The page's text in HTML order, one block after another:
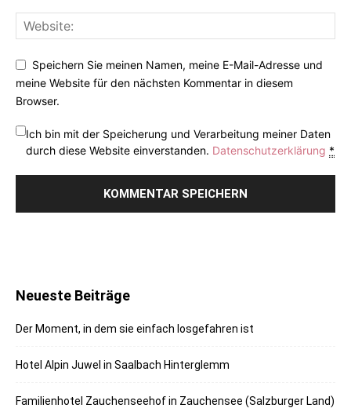
Speichern Sie meinen Namen, meine E-Mail-Adresse und
meine Website für den nächsten Kommentar in diesem
Browser.
Ich bin mit der Speicherung und Verarbeitung meiner Daten
durch diese Website einverstanden. Datenschutzerklärung *
Neueste Beiträge
Der Moment, in dem sie einfach losgefahren ist
Hotel Alpin Juwel in Saalbach Hinterglemm
Familienhotel Zauchenseehof in Zauchensee (Salzburger Land)